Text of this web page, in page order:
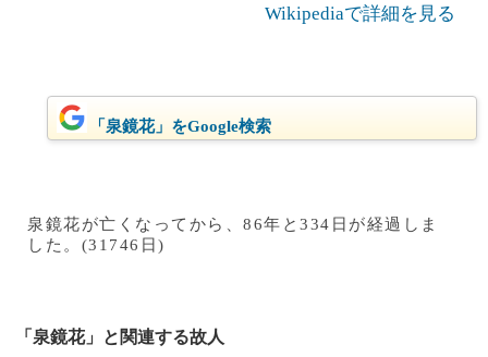
Wikipediaで詳細を見る
「泉鏡花」をGoogle検索
泉鏡花が亡くなってから、86年と334日が経過しま
した。(31746日)
「泉鏡花」と関連する故人